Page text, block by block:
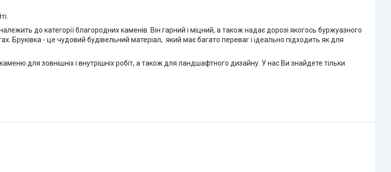
до категорії благородних каменів. Він гарний і міцний, а також надає дорозі якогось буржуазного
Бруківка - це чудовий будівельний матеріал, який має багато переваг і ідеально підходить як для
для зовнішніх і внутрішніх робіт, а також для ландшафтного дизайну. У нас Ви знайдете тільки